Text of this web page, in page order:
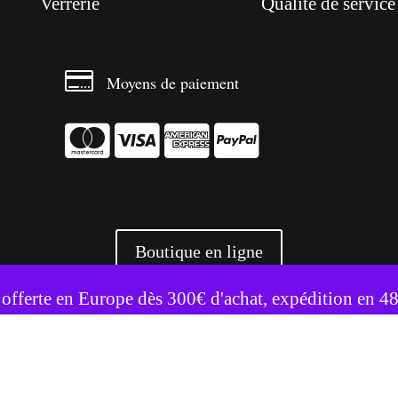
en Europe dès 300€ d'achat, expédition en
 Moyens de paiement
  
Boutique en ligne
+ 3500 références livrées partout en Europe
utilise des cookies pour améliorer votre expérience. Accepter Refuser